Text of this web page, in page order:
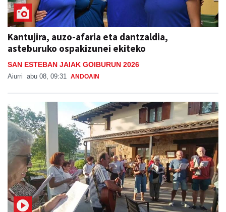
Kantujira, auzo-afaria eta dantzaldia,
asteburuko ospakizunei ekiteko
SAN ESTEBAN JAIAK GOIBURUN 2026
Aiurri abu 08, 09:31 ANDOAIN